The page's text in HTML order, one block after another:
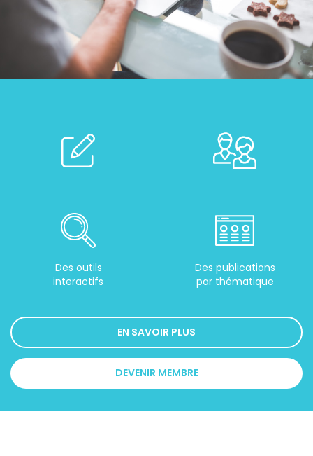
Des outils
interactifs
Des publications
par thématique
EN SAVOIR PLUS
DEVENIR MEMBRE